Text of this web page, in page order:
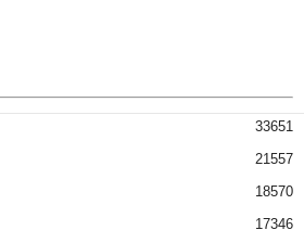
33651
21557
18570
17346